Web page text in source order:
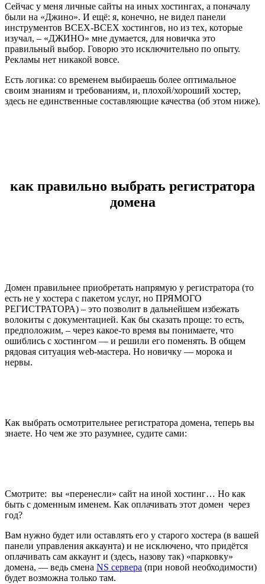
Сейчас у меня личные сайты на иных хостингах, а поначалу
были на «Джино». И ещё: я, конечно, не видел панели
инструментов ВСЕХ-ВСЕХ хостингов, но из тех, которые
изучал, – «ДЖИНО» мне думается, для новичка это
правильный выбор. Говорю это исключительно по опыту.
Рекламы нет никакой вовсе.
Есть логика: со временем выбираешь более оптимальное
своим знаниям и требованиям, и, плохой/хороший хостер,
здесь не единственные составляющие качества (об этом ниже).
как правильно выбрать регистратора
домена
Домен правильнее приобретать напрямую у регистратора (то
есть не у хостера с пакетом услуг, но ПРЯМОГО
РЕГИСТРАТОРА) – это позволит в дальнейшем избежать
волокиты с документацией. Как бы сказать проще: то есть,
предположим, – через какое-то время вы понимаете, что
ошиблись с хостингом — и решили его поменять. В общем
рядовая ситуация web-мастера. Но новичку — морока и
нервы.
Как выбрать осмотрительнее регистратора домена, теперь вы
знаете. Но чем же это разумнее, судите сами:
Смотрите: вы «перенесли» сайт на иной хостинг… Но как
быть с доменным именем. Как оплачивать этот домен через
год?
Вам нужно будет или оставлять его у старого хостера (в вашей
панели управления аккаунта) и не исключено, что придётся
оплачивать сам аккаунт и (здесь, назову так) «парковку»
домена, — ведь смена NS сервера (при новой необходимости)
будет возможна только там.